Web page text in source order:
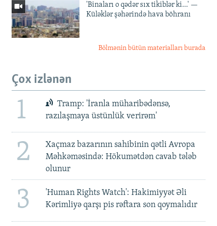
'Binaları o qədər sıx tikiblər ki...' —
Küləklər şəhərində hava böhranı
Bölmənin bütün materialları burada
Çox izlənən
1
Tramp: 'İranla müharibədənsə,
razılaşmaya üstünlük verirəm'
2
Xaçmaz bazarının sahibinin qətli Avropa
Məhkəməsində: Hökumətdən cavab tələb
olunur
3
'Human Rights Watch': Hakimiyyət Əli
Kərimliyə qarşı pis rəftara son qoymalıdır